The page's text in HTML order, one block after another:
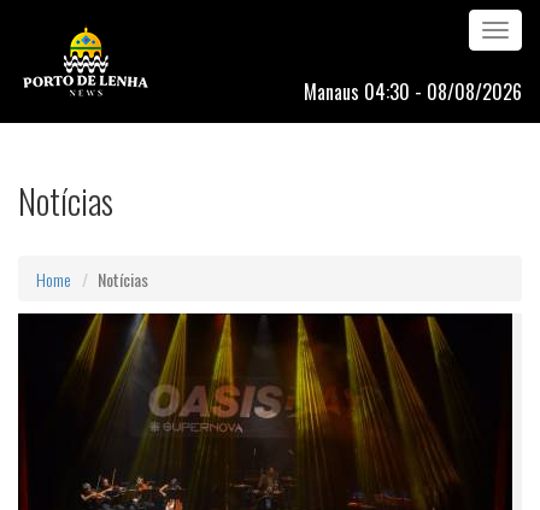
Toggle
navigation
Manaus 04:30 - 08/08/2026
Notícias
Home Notícias